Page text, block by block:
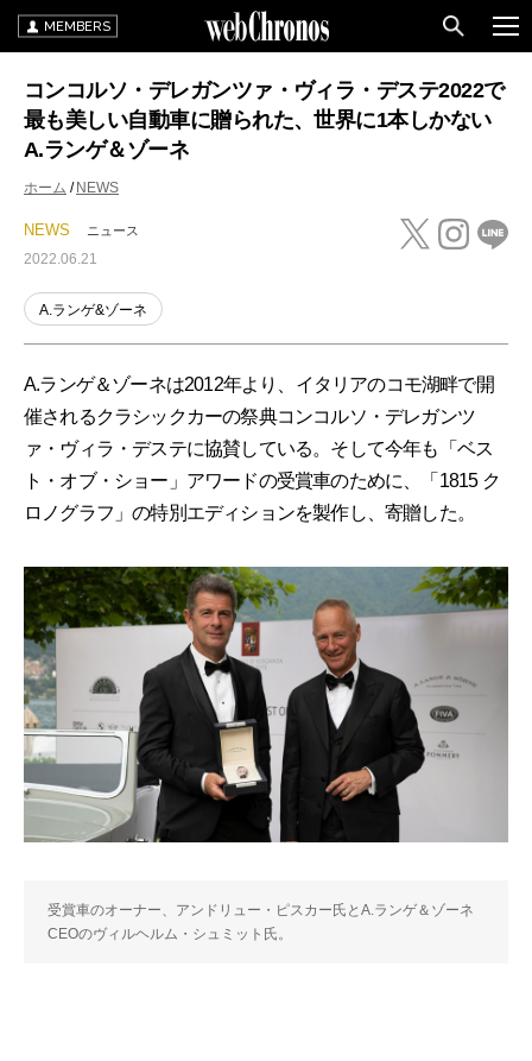
MEMBERS
コンコルソ・デレガンツァ・ヴィラ・デステ2022で
最も美しい自動車に贈られた、世界に1本しかない
A.ランゲ＆ゾーネ
ホーム NEWS
NEWS ニュース
2022.06.21
A.ランゲ&ゾーネ
A.ランゲ＆ゾーネは2012年より、イタリアのコモ湖畔で開
催されるクラシックカーの祭典コンコルソ・デレガンツ
ァ・ヴィラ・デステに協賛している。そして今年も「ベス
ト・オブ・ショー」アワードの受賞車のために、「1815 ク
ロノグラフ」の特別エディションを製作し、寄贈した。
受賞車のオーナー、アンドリュー・ピスカー氏とA.ランゲ＆ゾーネ
CEOのヴィルヘルム・シュミット氏。